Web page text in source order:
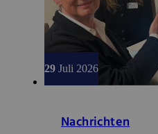
29 Juli 2026
Nachrichten